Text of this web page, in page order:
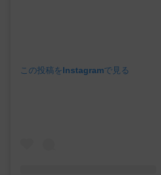
この投稿をInstagramで見る